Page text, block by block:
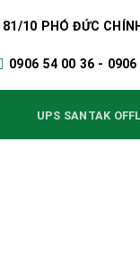
81/10 PHÓ ĐỨC
0906 54 00 36 -
UPS SANTAK